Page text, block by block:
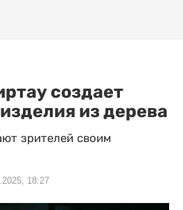
создает
из дерева
зрителей своим
18:27